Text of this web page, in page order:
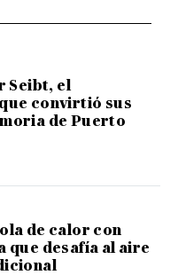
Seibt, el
convirtió sus
de Puerto
de calor con
desafía al aire